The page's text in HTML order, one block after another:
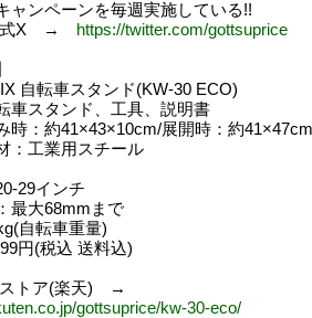
ャンペーンを毎週実施している!!
式X →
https://twitter.com/gottsuprice
自転車スタンド(KW-30 ECO)
車スタンド、工具、説明書
時：約41×43×10cm/展開時：約41×47cm
：工業用スチール
29インチ
最大68mmまで
自転車重量)
円(税込 送料込)
ストア(楽天) →
gottsuprice/kw-30-eco/